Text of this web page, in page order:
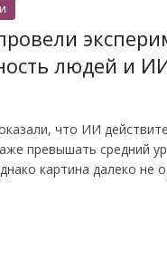
людей и
что ИИ
превышать средний
картина далеко не